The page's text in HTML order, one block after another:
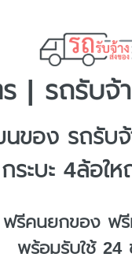
| รถรับจ้
นของ รถรับ
กระบะ 4ล้อใ
รีคนยกของ ฟ
พร้อมรับใช้ 24